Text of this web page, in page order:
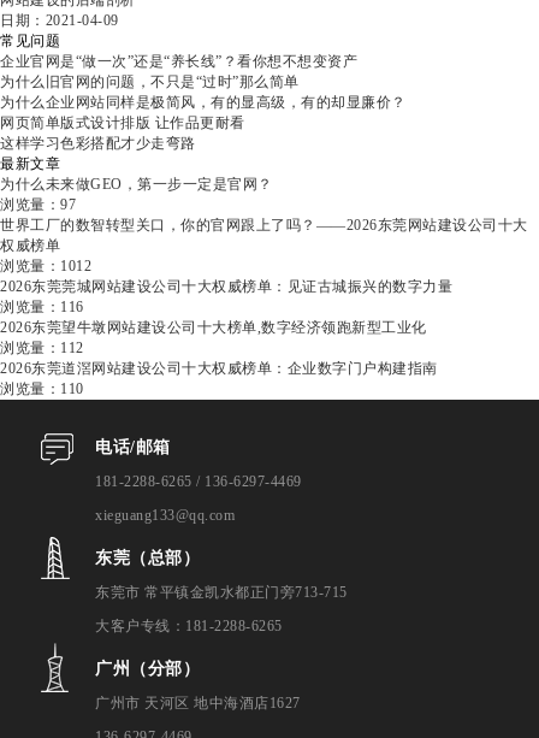
日期：2021-04-09
常见问题
企业官网是“做一次”还是“养长线”？看你想不想变资产
为什么旧官网的问题，不只是“过时”那么简单
为什么企业网站同样是极简风，有的显高级，有的却显廉价？
网页简单版式设计排版 让作品更耐看
这样学习色彩搭配才少走弯路
最新文章
为什么未来做GEO，第一步一定是官网？
浏览量：97
世界工厂的数智转型关口，你的官网跟上了吗？——2026东莞网站建设公司十大
权威榜单
浏览量：1012
2026东莞莞城网站建设公司十大权威榜单：见证古城振兴的数字力量
浏览量：116
2026东莞望牛墩网站建设公司十大榜单,数字经济领跑新型工业化
浏览量：112
2026东莞道滘网站建设公司十大权威榜单：企业数字门户构建指南
浏览量：110
电话/邮箱
181-2288-6265 / 136-6297-4469
xieguang133@qq.com
东莞（总部）
东莞市 常平镇金凯水都正门旁713-715
大客户专线：181-2288-6265
广州（分部）
广州市 天河区 地中海酒店1627